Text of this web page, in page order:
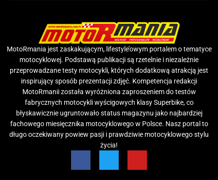
MotoRmania jest zaskakującym, lifestyle’owym portalem o tematyce
motocyklowej. Podstawą publikacji są rzetelnie i niezależnie
przeprowadzane testy motocykli, których dodatkową atrakcją jest
inspirujący sposób prezentacji zdjęć. Kompetencja redakcji
MotoRmanii została wyróżniona zaproszeniem do testów
fabrycznych motocykli wyścigowych klasy Superbike, co
błyskawicznie ugruntowało status magazynu jako najbardziej
fachowego miesięcznika motocyklowego w Polsce. Nasz portal to
długo oczekiwany powiew pasji i prawdziwie motocyklowego stylu
życia!